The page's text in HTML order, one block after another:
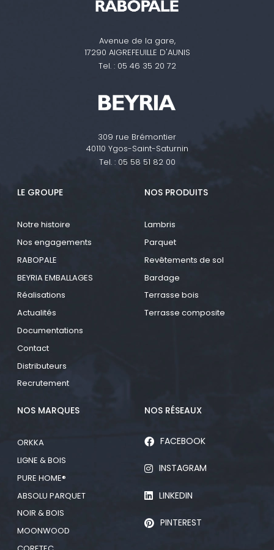
Avenue de la gare,
17290 AIGREFEUILLE D'AUNIS
Tel. : 05 46 35 20 72
309 rue Brémontier
40110 Ygos-Saint-Saturnin
Tel. : 05 58 51 82 00
LE GROUPE
Notre histoire
Nos engagements
RABOPALE
BEYRIA EMBALLAGES
Réalisations
Actualités
Documentations
Contact
Distributeurs
Recrutement
NOS PRODUITS
Lambris
Parquet
Revêtements de sol
Bardage
Terrasse bois
Terrasse composite
NOS MARQUES
ORKKA
LIGNE & BOIS
PURE HOME®
ABSOLU PARQUET
NOIR & BOIS
MOONWOOD
NOS RÉSEAUX
FACEBOOK
INSTAGRAM
LINKEDIN
PINTEREST